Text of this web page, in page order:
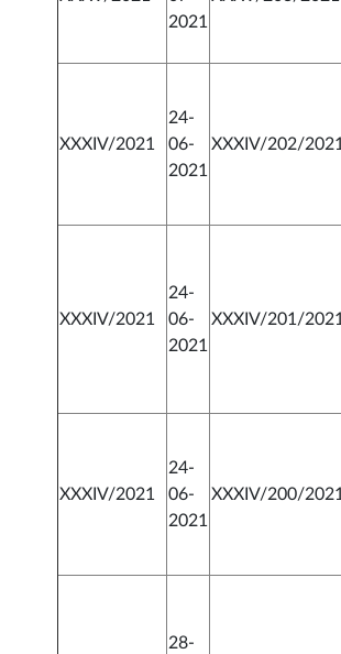
2021
XXXIV/2021
24-
06-
2021
XXXIV/202/2021
XXXIV/2021
24-
06-
2021
XXXIV/201/2021
XXXIV/2021
24-
06-
2021
XXXIV/200/2021
28-